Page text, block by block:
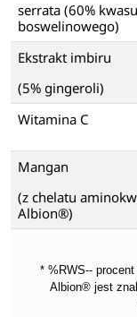
serrata (60% kwasu
boswelinowego)
Ekstrakt imbiru
(5% gingeroli)
Witamina C
Mangan
(z chelatu
Albion®)
* %RWS--
Albion® jest